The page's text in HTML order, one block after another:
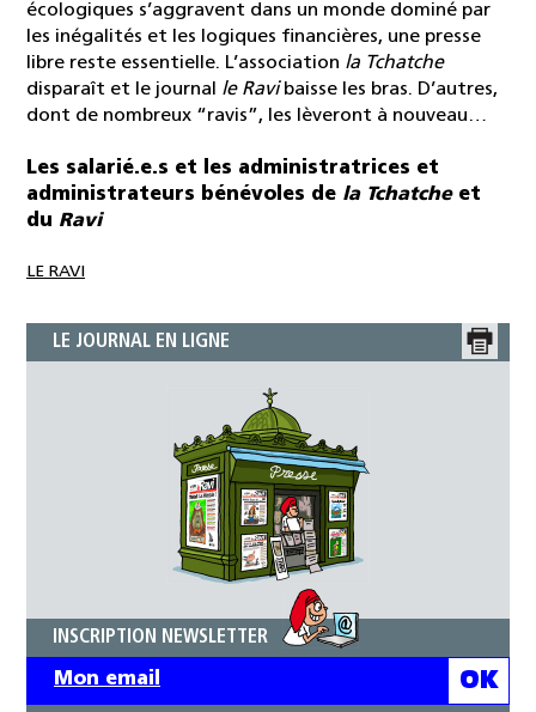
écologiques s’aggravent dans un monde dominé par
les inégalités et les logiques financières, une presse
libre reste essentielle. L’association la Tchatche
disparaît et le journal le Ravibaisse les bras. D’autres,
dont de nombreux “ravis”, les lèveront à nouveau…
Les salarié.e.s et les administratrices et
administrateurs bénévoles de la Tchatcheet
du Ravi
LE RAVI
LE JOURNAL EN LIGNE
INSCRIPTION NEWSLETTER